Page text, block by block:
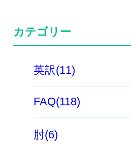
カテゴリー
英訳(11)
FAQ(118)
肘(6)